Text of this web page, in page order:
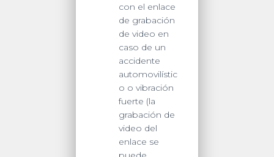
con el enlace
de grabación
de video en
caso de un
accidente
automovilístic
o o vibración
fuerte (la
grabación de
video del
enlace se